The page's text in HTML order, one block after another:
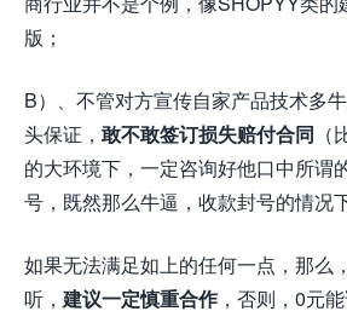
版；
B）、不管对方宣传自家产品技术多
头保证， 敢不敢签订损失赔付合同
的大环境下，一定咨询好他口中所谓
号，既然那么牛逼，收款封号的情况
如果无法满足如上的任何一点，那么
听， 建议一定慎重合作，否则，0元